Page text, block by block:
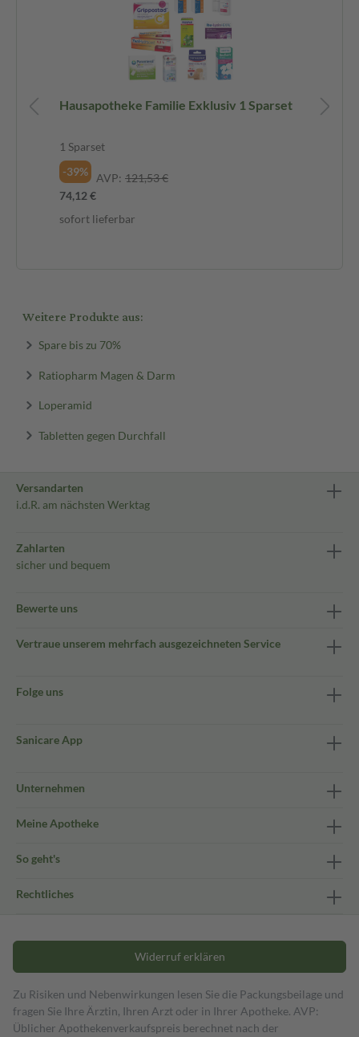
Hausapotheke Familie Exklusiv 1 Sparset
1 Sparset
-39%
AVP: 121,53 €
74,12 €
sofort lieferbar
Weitere Produkte aus:
Spare bis zu 70%
Ratiopharm Magen & Darm
Loperamid
Tabletten gegen Durchfall
Versandarten
i.d.R. am nächsten Werktag
Zahlarten
sicher und bequem
Bewerte uns
Vertraue unserem mehrfach ausgezeichneten Service
Folge uns
Sanicare App
Unternehmen
Meine Apotheke
So geht's
Rechtliches
Widerruf erklären
Zu Risiken und Nebenwirkungen lesen Sie die Packungsbeilage und
fragen Sie Ihre Ärztin, Ihren Arzt oder in Ihrer Apotheke. AVP:
Üblicher Apothekenverkaufspreis berechnet nach der